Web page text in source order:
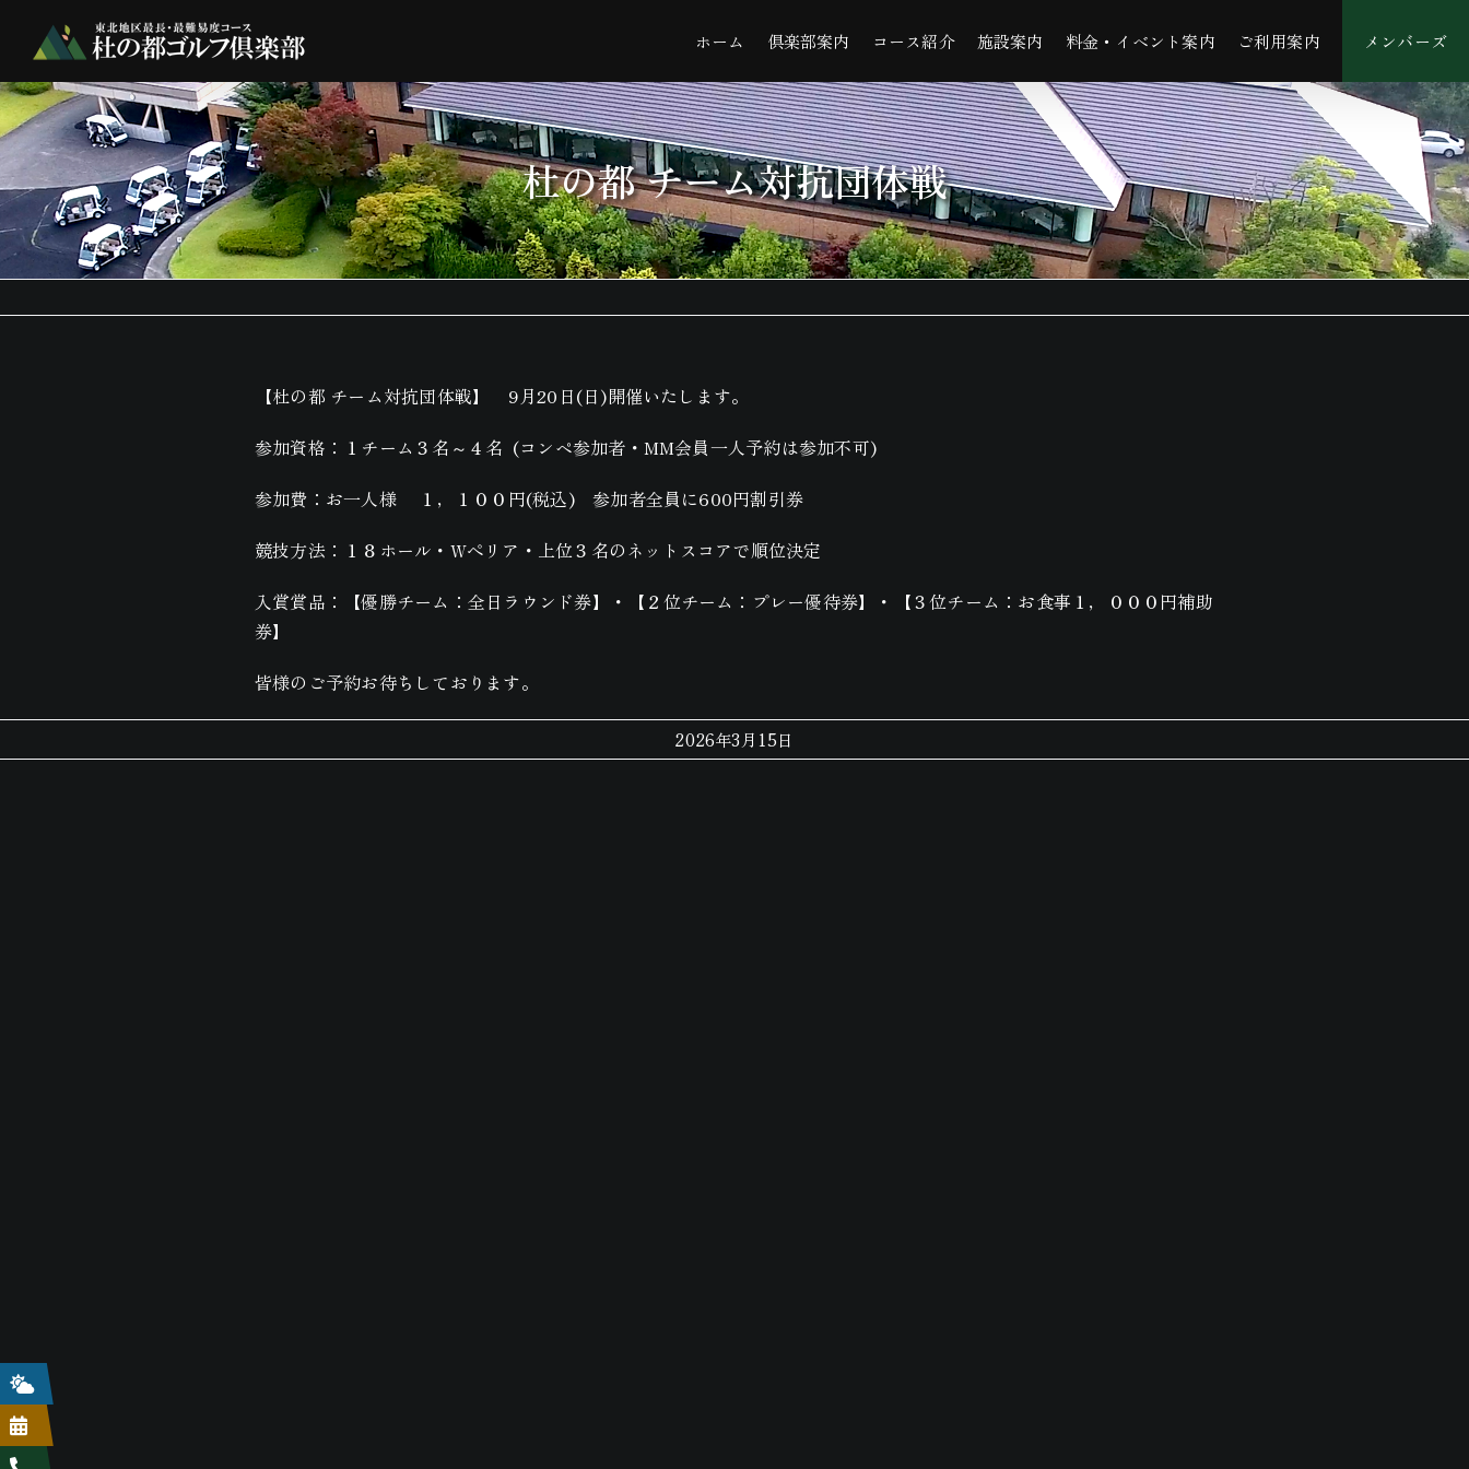
ホーム 倶楽部案内 コース紹介 施設案内 料金・イベント案内 ご利用案内 メンバーズ
杜の都 チーム対抗団体戦
【杜の都 チーム対抗団体戦】 9月20日(日)開催いたします。
参加資格：１チーム３名～４名 (コンペ参加者・MM会員一人予約は参加不可)
参加費：お一人様 １，１００円(税込) 参加者全員に600円割引券
競技方法：１８ホール・Wぺリア・上位３名のネットスコアで順位決定
入賞賞品：【優勝チーム：全日ラウンド券】・【２位チーム：プレー優待券】・【３位チーム：お食事１，０００円補助
券】
皆様のご予約お待ちしております。
2026年3月15日